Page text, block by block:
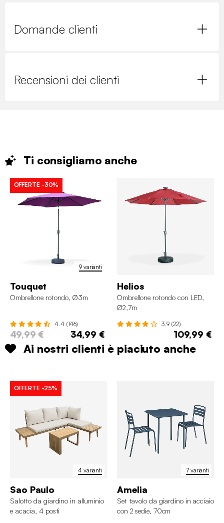
Domande clienti
Recensioni dei clienti
Ti consigliamo anche
9 varianti
OFFERTE -30%
Touquet
Ombrellone rotondo, Ø3m
4.4 (146)
49,99 € 34,99 €
Helios
Ombrellone rotondo con LED,
Ø2,7m
3.9 (22)
109,99 €
Ai nostri clienti è piaciuto anche
4 varianti
OFFERTE -25%
Sao Paulo
Salotto da giardino in alluminio
e acacia, 4 posti
7 varianti
Amelia
Set tavolo da giardino in acciaio
con 2 sedie, 70cm